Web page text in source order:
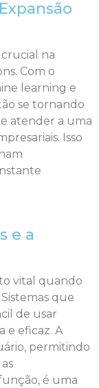
na
Com o
learning e
se tornando
atender a uma
Isso
e a
vital quando
que
de usar
e eficaz. A
permitindo
é uma